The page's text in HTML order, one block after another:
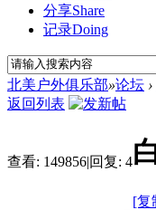
分享Share
记录Doing
北美户外俱乐部»论坛 ›
返回列表
查看: 149856|回复: 4
[复